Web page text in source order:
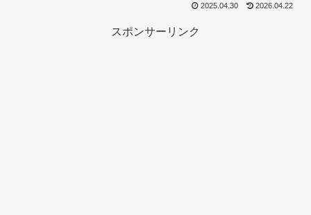
2025.04.30 2026.04.22
スポンサーリンク